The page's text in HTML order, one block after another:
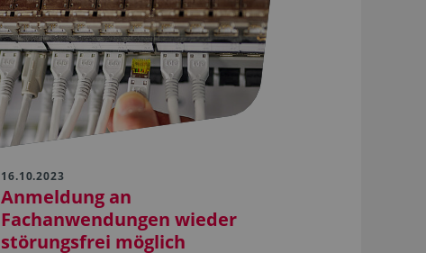
16.10.2023
Anmeldung an
Fachanwendungen wieder
störungsfrei möglich